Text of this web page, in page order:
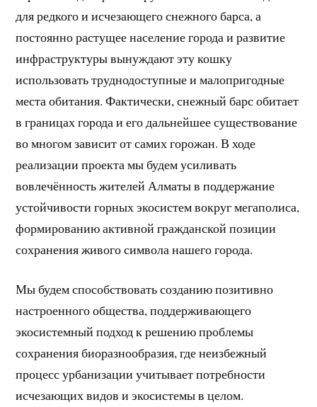
для редкого и исчезающего снежного барса, а
постоянно растущее население города и развитие
инфраструктуры вынуждают эту кошку
использовать труднодоступные и малопригодные
места обитания. Фактически, снежный барс обитает
в границах города и его дальнейшее существование
во многом зависит от самих горожан. В ходе
реализации проекта мы будем усиливать
вовлечённость жителей Алматы в поддержание
устойчивости горных экосистем вокруг мегаполиса,
формированию активной гражданской позиции
сохранения живого символа нашего города.
Мы будем способствовать созданию позитивно
настроенного общества, поддерживающего
экосистемный подход к решению проблемы
сохранения биоразнообразия, где неизбежный
процесс урбанизации учитывает потребности
исчезающих видов и экосистемы в целом.